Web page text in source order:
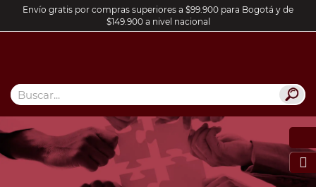
Envío gratis por compras superiores a $99.900 para Bogotá y de
$149.900 a nivel nacional
